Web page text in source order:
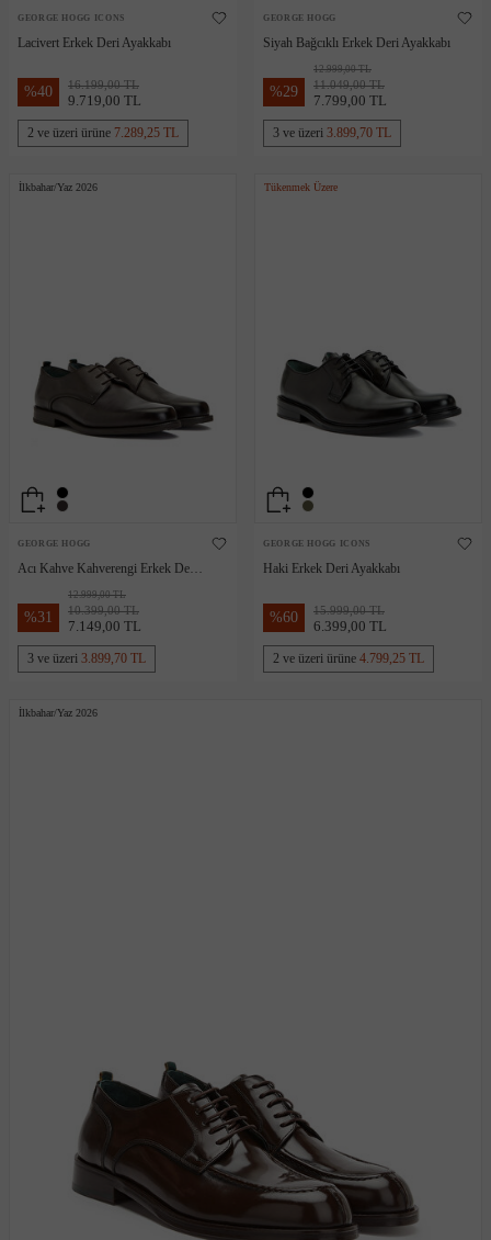
GEORGE HOGG ICONS
Lacivert Erkek Deri Ayakkabı
%40 16.199,00 TL
9.719,00 TL
2 ve üzeri ürüne 7.289,25 TL
GEORGE HOGG
Siyah Bağcıklı Erkek Deri Ayakkabı
%29
12.999,00 TL
11.049,00 TL
7.799,00 TL
3 ve üzeri 3.899,70 TL
İlkbahar/Yaz 2026
GEORGE HOGG
Acı Kahve Kahverengi Erkek Deri
%31
12.999,00 TL
10.399,00 TL
7.149,00 TL
3 ve üzeri 3.899,70 TL
Tükenmek Üzere
GEORGE HOGG ICONS
Haki Erkek Deri Ayakkabı
%60 15.999,00 TL
6.399,00 TL
2 ve üzeri ürüne 4.799,25 TL
İlkbahar/Yaz 2026